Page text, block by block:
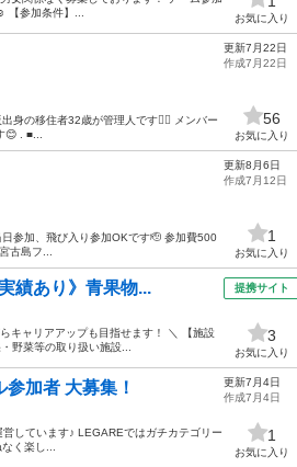
【参加条件】...
お気に入り
身の移住者32歳が管理人です🙆‍♂️ メンバー
. ■...
更新7月22日
作成7月22日
56
お気に入り
参加、飛び入り参加OKです🫡 参加費500
古島フ...
更新8月6日
作成7月12日
1
お気に入り
績あり》青果物...
ャリアアップも目指せます！ ＼ 【施設
野菜等の取り扱い施設...
提携サイト
3
お気に入り
加者 大募集！
しています♪ LEGAREではガチカテゴリー
く楽し...
更新7月4日
作成7月4日
1
お気に入り